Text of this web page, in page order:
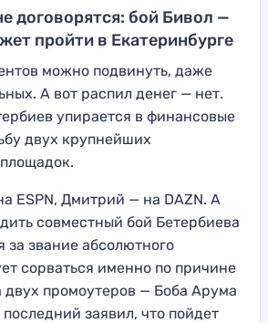
договорятся: бой Бивол —
пройти в Екатеринбурге
можно подвинуть, даже
А вот распил денег — нет.
упирается в финансовые
двух крупнейших
ESPN, Дмитрий — на DAZN. А
совместный бой Бетербиева
за звание абсолютного
сорваться именно по причине
двух промоутеров — Боба Арума
заявил, что пойдет